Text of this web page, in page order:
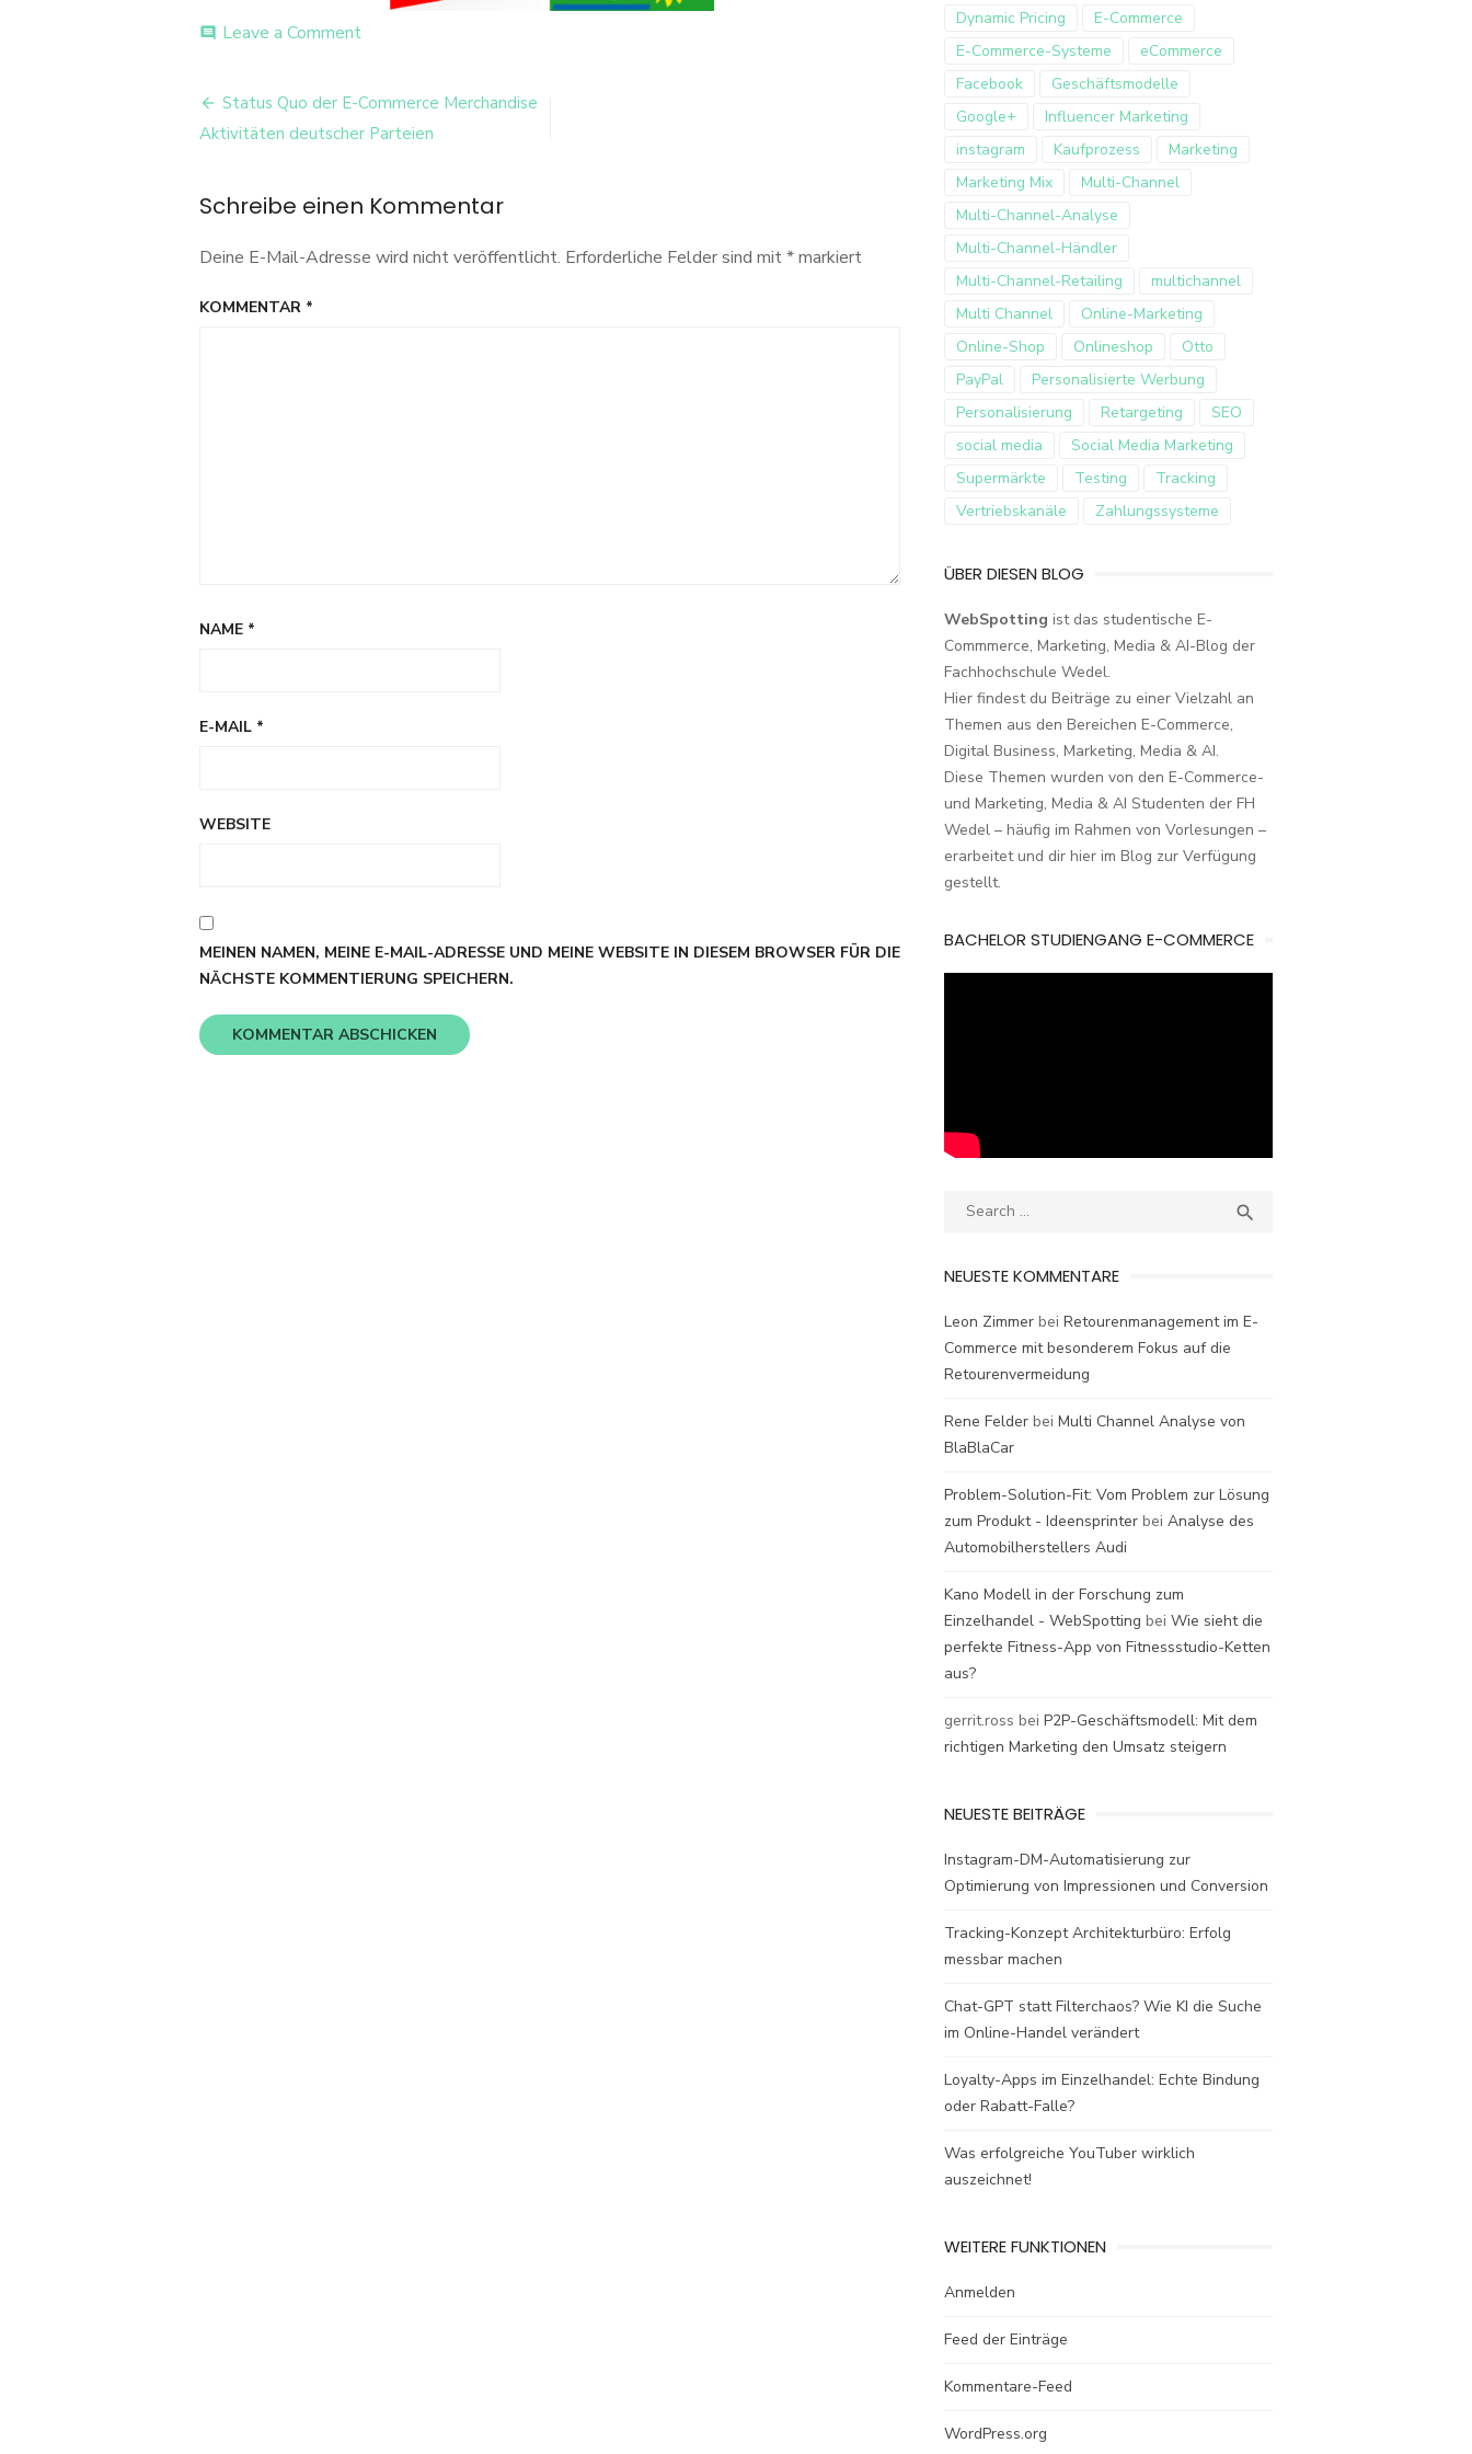
comment Leave a Commenton
Beitrags-
Navigation
Status Quo der E-Commerce Merchandise
Aktivitäten deutscher Parteien
Schreibe einen Kommentar
Deine E-Mail-Adresse wird nicht veröffentlicht. Erforderliche Felder sind mit*markiert
KOMMENTAR *
NAME *
E-MAIL *
WEBSITE
MEINEN NAMEN, MEINE E-MAIL-ADRESSE UND MEINE WEBSITE IN DIESEM BROWSER FÜR DIE
NÄCHSTE KOMMENTIERUNG SPEICHERN.
Dynamic Pricing
E-Commerce
E-Commerce-Systeme
eCommerce
Facebook
Geschäftsmodelle
Google+
Influencer Marketing
instagram
Kaufprozess
Marketing
Marketing Mix
Multi-Channel
Multi-Channel-Analyse
Multi-Channel-Händler
Multi-Channel-Retailing
multichannel
Multi Channel
Online-Marketing
Online-Shop
Onlineshop
Otto
PayPal
Personalisierte Werbung
Personalisierung
Retargeting
SEO
social media
Social Media Marketing
Supermärkte
Testing
Tracking
Vertriebskanäle
Zahlungssysteme
ÜBER DIESEN BLOG
WebSpotting ist das studentische E-
Commmerce, Marketing, Media & AI-Blog der
Fachhochschule Wedel.
Hier findest du Beiträge zu einer Vielzahl an
Themen aus den Bereichen E-Commerce,
Digital Business, Marketing, Media & AI.
Diese Themen wurden von den E-Commerce-
und Marketing, Media & AI Studenten der FH
Wedel – häufig im Rahmen von Vorlesungen –
erarbeitet und dir hier im Blog zur Verfügung
gestellt.
BACHELOR STUDIENGANG E-COMMERCE
Search

NEUESTE KOMMENTARE
Leon Zimmer bei Retourenmanagement im E-
Commerce mit besonderem Fokus auf die
Retourenvermeidung
Rene Felder bei Multi Channel Analyse von
BlaBlaCar
Problem-Solution-Fit: Vom Problem zur Lösung
zum Produkt - Ideensprinter bei Analyse des
Automobilherstellers Audi
Kano Modell in der Forschung zum
Einzelhandel - WebSpotting bei Wie sieht die
perfekte Fitness-App von Fitnessstudio-Ketten
aus?
gerrit.ross bei P2P-Geschäftsmodell: Mit dem
richtigen Marketing den Umsatz steigern
NEUESTE BEITRÄGE
Instagram-DM-Automatisierung zur
Optimierung von Impressionen und Conversion
Tracking-Konzept Architekturbüro: Erfolg
messbar machen
Chat-GPT statt Filterchaos? Wie KI die Suche
im Online-Handel verändert
Loyalty-Apps im Einzelhandel: Echte Bindung
oder Rabatt-Falle?
Was erfolgreiche YouTuber wirklich
auszeichnet!
WEITERE FUNKTIONEN
Anmelden
Feed der Einträge
Kommentare-Feed
WordPress.org